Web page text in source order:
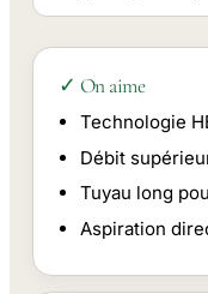
✓ On aime
Technologie
Débit
Tuyau long
Aspiration